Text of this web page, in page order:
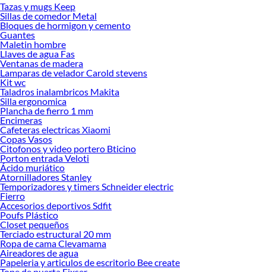
Desde remodelaciones hasta proyectos de decoración, estamos aquí para hacer
tus ideas realidad. ¡Visítanos y encuentra todo lo que tenemos para ofrecerte en
Sondas Vibradoras y Unidades Motrices!
Explora la variedad de productos de Sondas Vibradoras y Unidades
Motrices en Sodimac
Herramientas, materiales y accesorios de calidad para tus proyectos y
renovación de espacios. ¡Visítanos y descubre todo lo que tenemos para
ofrecerte!
Encuentra una amplia variedad de productos de Sondas Vibradoras y Unidades
Motrices en Sodimac. Encuentra todo lo necesario para tus proyectos de
renovación y decoración. ¡Visítanos y haz tus ideas realidad!
Tazas y mugs Keep
Sillas de comedor Metal
Bloques de hormigon y cemento
Guantes
Maletin hombre
Llaves de agua Fas
Ventanas de madera
Lamparas de velador Carold stevens
Kit wc
Taladros inalambricos Makita
Silla ergonomica
Plancha de fierro 1 mm
Encimeras
Cafeteras electricas Xiaomi
Copas Vasos
Citofonos y video portero Bticino
Porton entrada Veloti
Ácido muriático
Atornilladores Stanley
Temporizadores y timers Schneider electric
Fierro
Accesorios deportivos Sdfit
Poufs Plástico
Closet pequeños
Terciado estructural 20 mm
Ropa de cama Clevamama
Aireadores de agua
Papeleria y articulos de escritorio Bee create